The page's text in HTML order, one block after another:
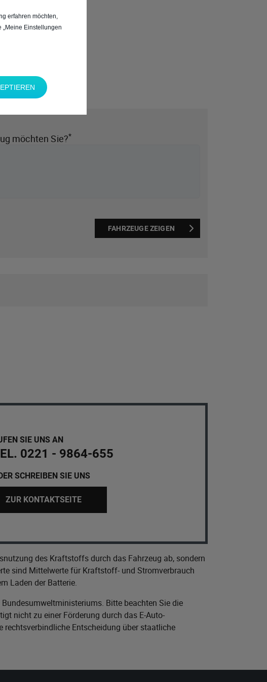
möchten Sie?*
FAHRZEUGE ZEIGEN
SIE UNS AN
0221 - 9864-655
SCHREIBEN SIE UNS
ZUR KONTAKTSEITE
des Kraftstoffs durch das Fahrzeug ab, sondern
sind Mittelwerte für Kraftstoff- und Stromverbrauch
Laden der Batterie.
Bundesumweltministeriums. Bitte beachten Sie die
nicht zu einer Förderung durch das E-Auto-
rechtsverbindliche Entscheidung über staatliche
erfahren möchten,
Einstellungen